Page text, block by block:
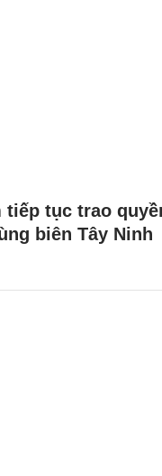
tiếp tục trao
biên Tây Ninh